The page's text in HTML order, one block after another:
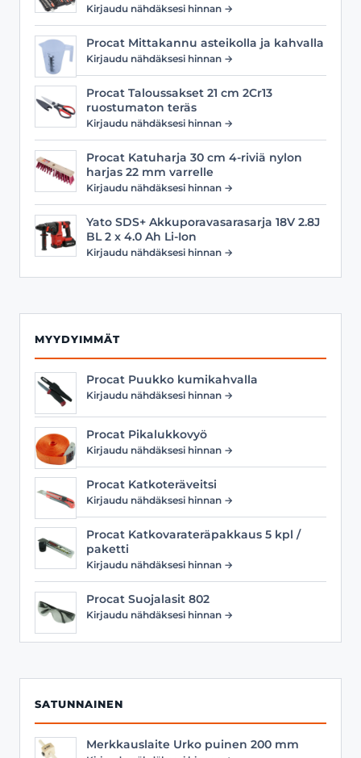
Kirjaudu nähdäksesi hinnan →
Procat Mittakannu asteikolla ja kahvalla
Kirjaudu nähdäksesi hinnan →
Procat Taloussakset 21 cm 2Cr13
ruostumaton teräs
Kirjaudu nähdäksesi hinnan →
Procat Katuharja 30 cm 4-riviä nylon
harjas 22 mm varrelle
Kirjaudu nähdäksesi hinnan →
Yato SDS+ Akkuporavasarasarja 18V 2.8J
BL 2 x 4.0 Ah Li-Ion
Kirjaudu nähdäksesi hinnan →
MYYDYIMMÄT
Procat Puukko kumikahvalla
Kirjaudu nähdäksesi hinnan →
Procat Pikalukkovyö
Kirjaudu nähdäksesi hinnan →
Procat Katkoteräveitsi
Kirjaudu nähdäksesi hinnan →
Procat Katkovarateräpakkaus 5 kpl /
paketti
Kirjaudu nähdäksesi hinnan →
Procat Suojalasit 802
Kirjaudu nähdäksesi hinnan →
SATUNNAINEN
Merkkauslaite Urko puinen 200 mm